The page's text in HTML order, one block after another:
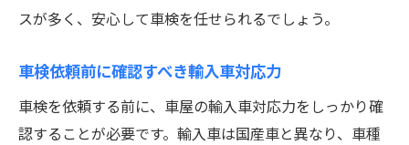
スが多く、安心して車検を任せられるでしょう。
車検依頼前に確認すべき輸入車対応力
車検を依頼する前に、車屋の輸入車対応力をしっかり確
認することが必要です。輸入車は国産車と異なり、車種